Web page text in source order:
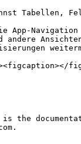
Tabellen,
andere
the